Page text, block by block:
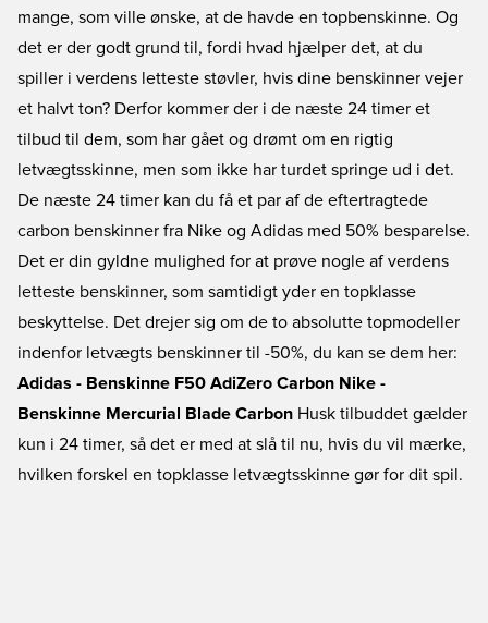
mange, som ville ønske, at de havde en topbenskinne. Og
det er der godt grund til, fordi hvad hjælper det, at du
spiller i verdens letteste støvler, hvis dine benskinner vejer
et halvt ton? Derfor kommer der i de næste 24 timer et
tilbud til dem, som har gået og drømt om en rigtig
letvægtsskinne, men som ikke har turdet springe ud i det.
De næste 24 timer kan du få et par af de eftertragtede
carbon benskinner fra Nike og Adidas med 50% besparelse.
Det er din gyldne mulighed for at prøve nogle af verdens
letteste benskinner, som samtidigt yder en topklasse
beskyttelse. Det drejer sig om de to absolutte topmodeller
indenfor letvægts benskinner til -50%, du kan se dem her:
Adidas - Benskinne F50 AdiZero Carbon Nike -
Benskinne Mercurial Blade Carbon Husk tilbuddet gælder
kun i 24 timer, så det er med at slå til nu, hvis du vil mærke,
hvilken forskel en topklasse letvægtsskinne gør for dit spil.